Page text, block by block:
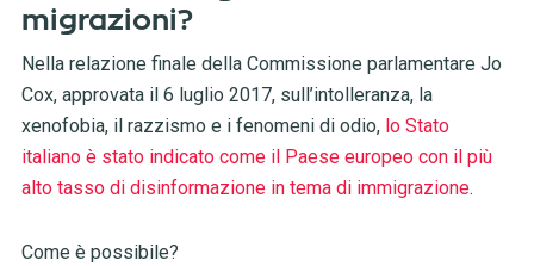
migrazioni?
Nella relazione finale della Commissione parlamentare Jo
Cox, approvata il 6 luglio 2017, sull’intolleranza, la
xenofobia, il razzismo e i fenomeni di odio, lo Stato
italiano è stato indicato come il Paese europeo con il più
alto tasso di disinformazione in tema di immigrazione.
Come è possibile?